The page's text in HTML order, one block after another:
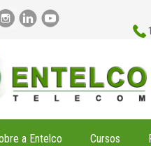
a Entelco Cursos